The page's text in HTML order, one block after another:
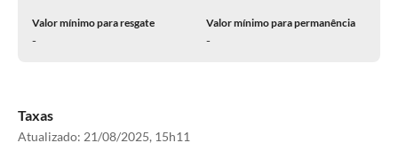
Valor mínimo para resgate
-
Valor mínimo para permanência
-
Taxas
Atualizado: 21/08/2025, 15h11